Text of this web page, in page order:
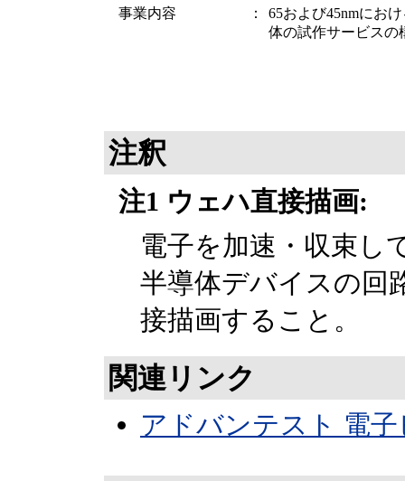
事業内容
：
65および45nmにお
体の試作サービスの
注釈
注1 ウェハ直接描画:
電子を加速・収束し
半導体デバイスの回
接描画すること。
関連リンク
アドバンテスト 電子